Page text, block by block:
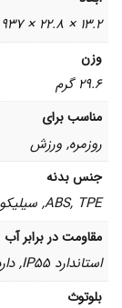
13.2 × 22.8 × 937 میلی‌‌متر
وزن
29.6 گرم
مناسب برای
روزمره, ورزش
جنس بدنه
ABS, TPE, سیلیکون
مقاومت در برابر آب
استاندارد IP55, دارد
بلوتوث